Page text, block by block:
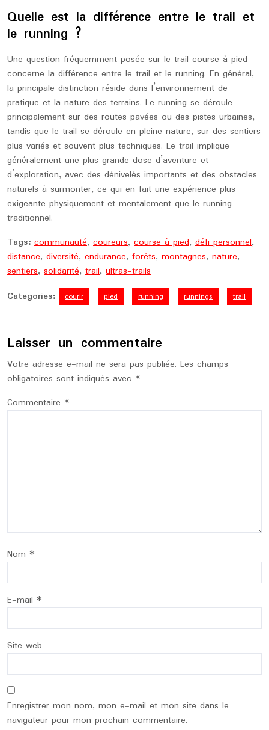
Quelle est la différence entre le trail et
le running ?
Une question fréquemment posée sur le trail course à pied
concerne la différence entre le trail et le running. En général,
la principale distinction réside dans l’environnement de
pratique et la nature des terrains. Le running se déroule
principalement sur des routes pavées ou des pistes urbaines,
tandis que le trail se déroule en pleine nature, sur des sentiers
plus variés et souvent plus techniques. Le trail implique
généralement une plus grande dose d’aventure et
d’exploration, avec des dénivelés importants et des obstacles
naturels à surmonter, ce qui en fait une expérience plus
exigeante physiquement et mentalement que le running
traditionnel.
Tags: communauté, coureurs, course à pied, défi personnel,
distance, diversité, endurance, forêts, montagnes, nature,
sentiers, solidarité, trail, ultras-trails
Categories:
courir pied running runnings trail
Laisser un commentaire
Votre adresse e-mail ne sera pas publiée. Les champs
obligatoires sont indiqués avec *
Commentaire *
Nom *
E-mail *
Site web
Enregistrer mon nom, mon e-mail et mon site dans le
navigateur pour mon prochain commentaire.